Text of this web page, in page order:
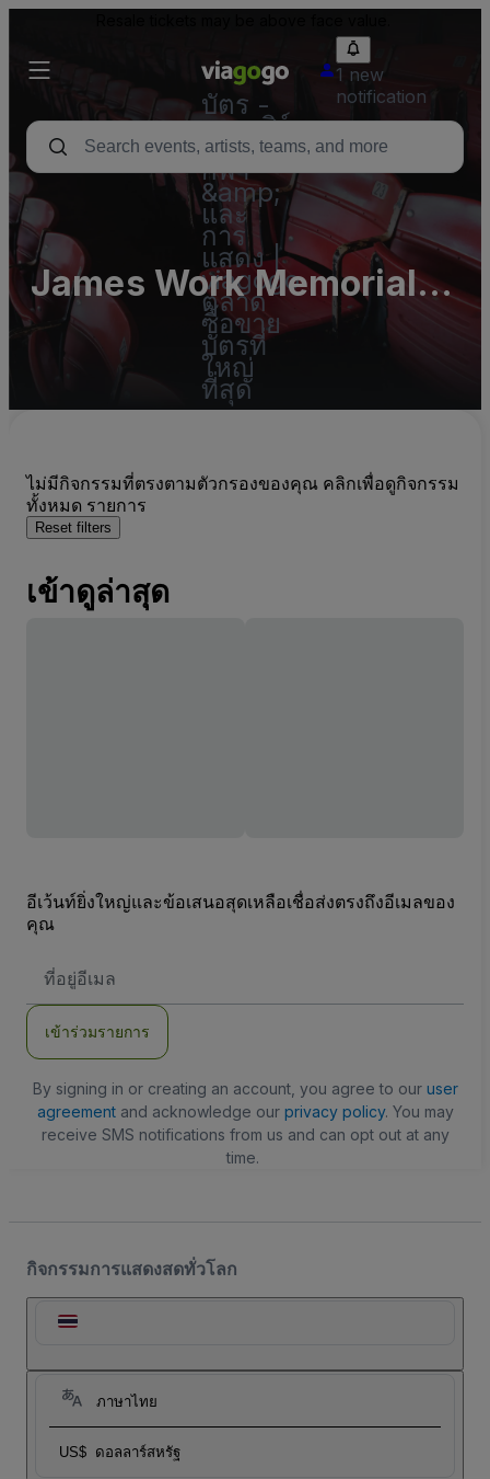
บัตร -
คอนเสิร์ต
บัตร
กีฬา
&amp;
และ
การ
แสดง |
viagogo
ตลาด
ซื้อขาย
บัตรที่
ใหญ่
ที่สุด
1 new
notification
James Work Memorial
Stadium
ไม่มีกิจกรรมที่ตรงตามตัวกรองของคุณ คลิกเพื่อดูกิจกรรม
ทั้งหมด รายการ
Reset filters
เข้าดูล่าสุด
อีเว้นท์ยิ่งใหญ่และข้อเสนอสุดเหลือเชื่อส่งตรงถึงอีเมลของ
คุณ
อยู่
เข้าร่วมรายการ
By signing in or creating an account, you agree to our user
agreementand acknowledge our privacy policy. You may
receive SMS notifications from us and can opt out at any
time.
กิจกรรมการแสดงสดทั่วโลก
ภาษาไทย
US$ ดอลลาร์สหรัฐ